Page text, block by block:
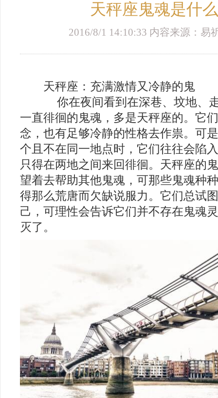
天秤座鬼魂是什
2016/8/1 14:10:33 内容来源：易
天秤座：充满激情又冷静的鬼
你在夜间看到在深巷、坟地、
一直徘徊的鬼魂，多是天秤座的。它
念，也有足够冷静的性格去作祟。可
个且不在同一地点时，它们往往会陷
只得在两地之间来回徘徊。天秤座的
望着去帮助其他鬼魂，可那些鬼魂种
得那么荒唐而欠缺说服力。它们总试
己，可理性会告诉它们并不存在鬼魂
灭了。